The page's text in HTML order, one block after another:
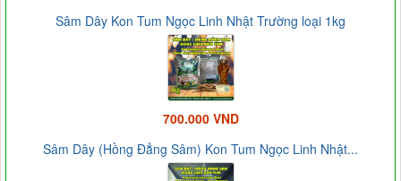
Sâm Dây Kon Tum Ngọc Linh Nhật Trường loại 1kg
700.000 VND
Sâm Dây (Hồng Đẳng Sâm) Kon Tum Ngọc Linh Nhật...